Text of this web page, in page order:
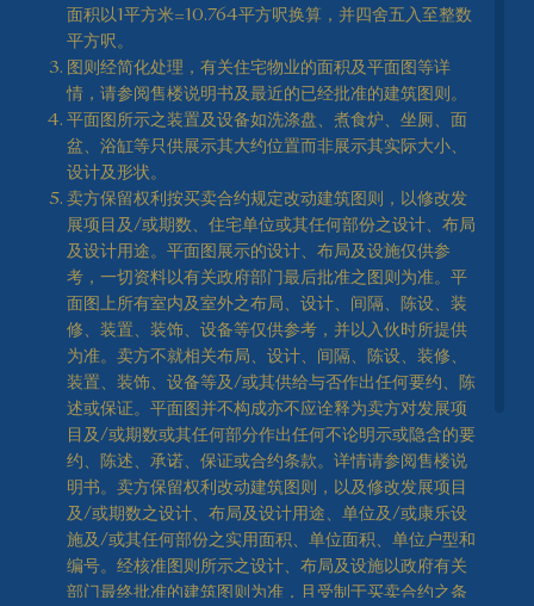
1房(开放式厨房)
2房(开放式厨房)
2房
第1A座地下及1楼(复式)A单位
花园复式单位
4房2套及工作间连洗手间
实用面积: 1,512 平方呎
花园面积: 464 平方呎
G/F 1/F
Legend 圖例
面积以1平方米=10.764平方呎换算，并四舍五入至整数
平方呎。
图则经简化处理，有关住宅物业的面积及平面图等详
情，请参阅售楼说明书及最近的已经批准的建筑图则。
平面图所示之装置及设备如洗涤盘、煮食炉、坐厕、面
盆、浴缸等只供展示其大约位置而非展示其实际大小、
设计及形状。
卖方保留权利按买卖合约规定改动建筑图则，以修改发
展项目及/或期数、住宅单位或其任何部份之设计、布局
及设计用途。平面图展示的设计、布局及设施仅供参
考，一切资料以有关政府部门最后批准之图则为准。平
面图上所有室内及室外之布局、设计、间隔、陈设、装
修、装置、装饰、设备等仅供参考，并以入伙时所提供
为准。卖方不就相关布局、设计、间隔、陈设、装修、
装置、装饰、设备等及/或其供给与否作出任何要约、陈
述或保证。平面图并不构成亦不应诠释为卖方对发展项
目及/或期数或其任何部分作出任何不论明示或隐含的要
约、陈述、承诺、保证或合约条款。详情请参阅售楼说
明书。卖方保留权利改动建筑图则，以及修改发展项目
及/或期数之设计、布局及设计用途、单位及/或康乐设
施及/或其任何部份之实用面积、单位面积、单位户型和
编号。经核准图则所示之设计、布局及设施以政府有关
部门最终批准的建筑图则为准，且受制于买卖合约之条